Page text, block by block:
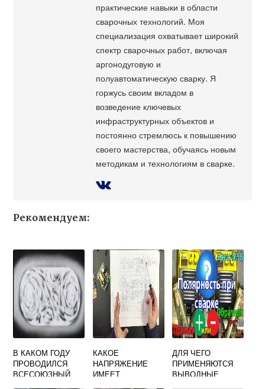
практические навыки в области
сварочных технологий. Моя
специализация охватывает широкий
спектр сварочных работ, включая
аргонодуговую и
полуавтоматическую сварку. Я
горжусь своим вкладом в
возведение ключевых
инфраструктурных объектов и
постоянно стремлюсь к повышению
своего мастерства, обучаясь новым
методикам и технологиям в сварке.
Рекомендуем:
В КАКОМ ГОДУ
ПРОВОДИЛСЯ
ВСЕСОЮЗНЫЙ
КАКОЕ
НАПРЯЖЕНИЕ
ИМЕЕТ
ДЛЯ ЧЕГО
ПРИМЕНЯЮТСЯ
ВЫВОДНЫЕ